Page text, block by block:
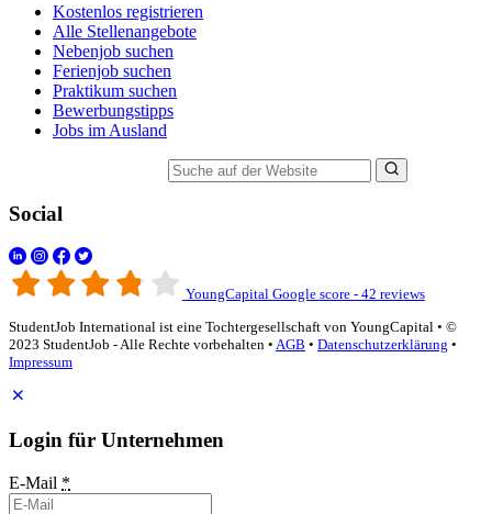
Kostenlos registrieren
Alle Stellenangebote
Nebenjob suchen
Ferienjob suchen
Praktikum suchen
Bewerbungstipps
Jobs im Ausland
Social
YoungCapital Google score - 42 reviews
StudentJob International ist eine Tochtergesellschaft von YoungCapital • ©
2023 StudentJob - Alle Rechte vorbehalten • AGB • Datenschutzerklärung •
Impressum
Login für Unternehmen
E-Mail *